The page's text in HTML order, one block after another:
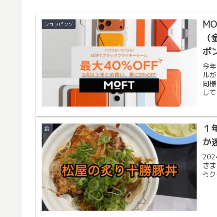
ショッピング
ポ
セ
今
ル
同
し
食
１
か
き
ら